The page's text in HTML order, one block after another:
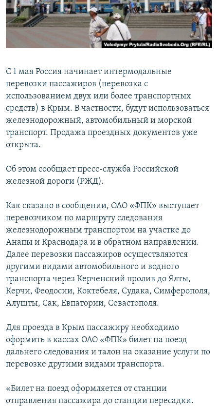
ПОБЕДИТЕЛЕЙ НЕ СУДЯТ?
КРЫМ.НЕПОКОРЕННЫЙ
ПРИСОЕДИНЯЙТЕСЬ!
Все сайты RFE/RL
С 1 мая Россия начинает интермодальные
перевозки пассажиров (перевозка с
использованием двух или более транспортных
средств) в Крым. В частности, будут использоваться
железнодорожный, автомобильный и морской
транспорт. Продажа проездных документов уже
открыта.
Об этом сообщает пресс-служба Российской
железной дороги (РЖД).
Как сказано в сообщении, ОАО «ФПК» выступает
перевозчиком по маршруту следования
железнодорожным транспортом на участке до
Анапы и Краснодара и в обратном направлении.
Далее перевозки пассажиров осуществляются
другими видами автомобильного и водного
транспорта через Керченский пролив до Ялты,
Керчи, Феодосии, Коктебеля, Судака, Симферополя,
Алушты, Сак, Евпатории, Севастополя.
Для проезда в Крым пассажиру необходимо
оформить в кассах ОАО «ФПК» билет на поезд
дальнего следования и талон на оказание услуги по
перевозке другими видами транспорта.
«Билет на поезд оформляется от станции
отправления пассажира до станции пересадки.